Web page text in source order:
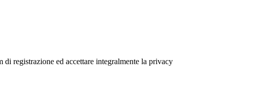
registrazione ed accettare integralmente la privacy